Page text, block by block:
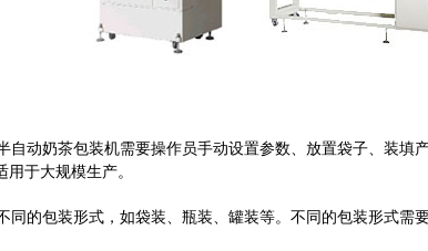
动奶茶包装机需要操作员手动设置参数、放置袋子、装填
于大规模生产。
包装形式，如袋装、瓶装、罐装等。不同的包装形式需